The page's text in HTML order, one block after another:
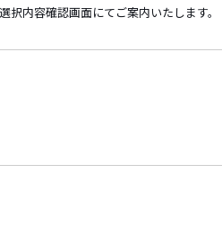
内容確認画面にてご案内いたします。